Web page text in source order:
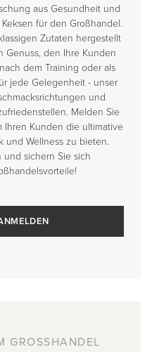
aus Gesundheit und
für den Großhandel.
Zutaten hergestellt
den Ihre Kunden
dem Training oder als
jede Gelegenheit - unser
und
Melden Sie
Kunden die ultimative
und Wellness zu bieten.
sichern Sie sich
GROSSHANDEL